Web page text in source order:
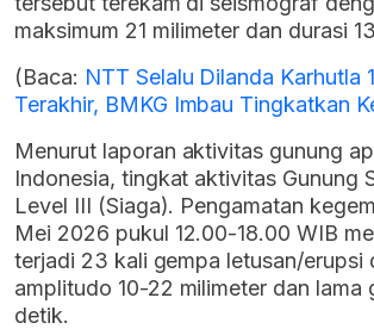
maksimum 21 milimeter dan durasi
(Baca: NTT Selalu Dilanda Karhutla
Terakhir, BMKG Imbau Tingkatkan
Menurut laporan aktivitas gunung
Indonesia, tingkat aktivitas Gunung
Level III (Siaga). Pengamatan
Mei 2026 pukul 12.00-18.00 WIB
terjadi 23 kali gempa letusan/erupsi
amplitudo 10-22 milimeter dan lama
detik.